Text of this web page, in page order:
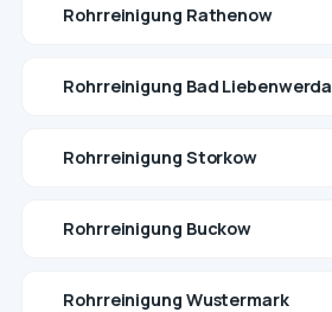
Rohrreinigung Rathenow
Rohrreinigung Bad Liebenwerda
Rohrreinigung Storkow
Rohrreinigung Buckow
Rohrreinigung Wustermark